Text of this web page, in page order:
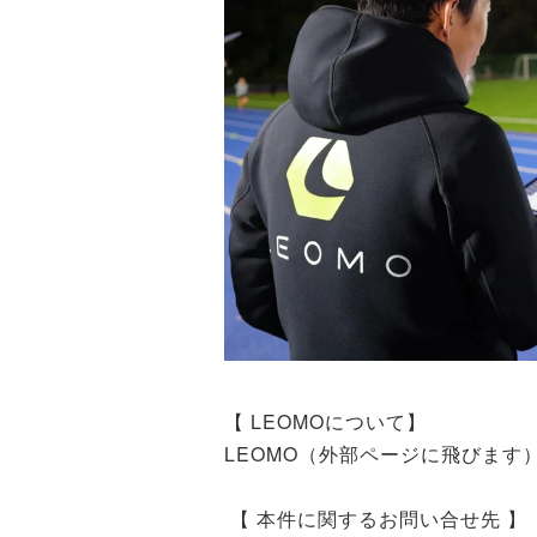
【 LEOMOについて】
LEOMO（外部ページに飛びます
【 本件に関するお問い合せ先 】